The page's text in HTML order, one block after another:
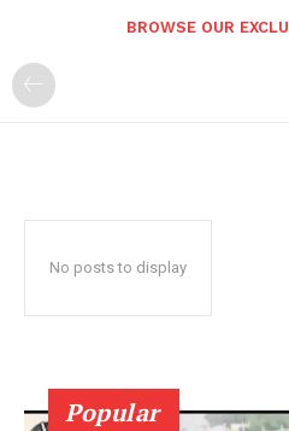
BROWSE OUR
No posts to display
Popular